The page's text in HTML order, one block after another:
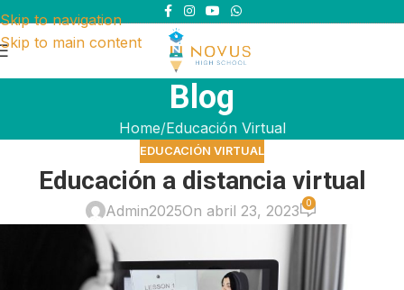
Skip to navigation
Skip to main content
Blog
Home Educación Virtual
EDUCACIÓN VIRTUAL
Educación a distancia virtual
Admin2025On abril 23, 2023 0